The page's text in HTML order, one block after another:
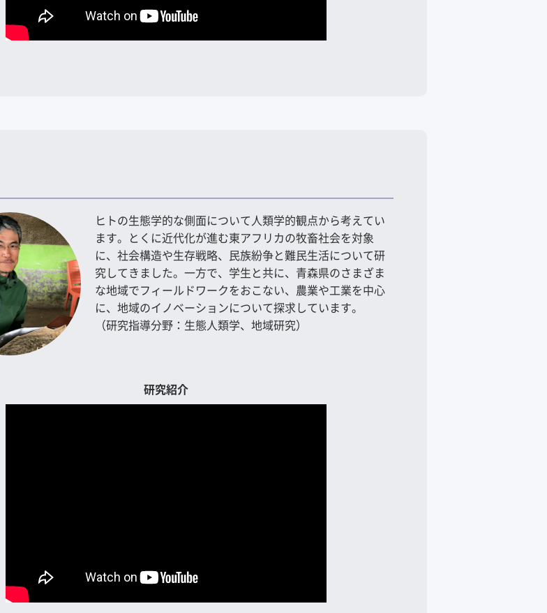
ヒトの生態学的な側面について人類学的観点から考えてい
ます。とくに近代化が進む東アフリカの牧畜社会を対象
に、社会構造や生存戦略、民族紛争と難民生活について研
究してきました。一方で、学生と共に、青森県のさまざま
な地域でフィールドワークをおこない、農業や工業を中心
に、地域のイノベーションについて探求しています。
（研究指導分野：生態人類学、地域研究）
研究紹介